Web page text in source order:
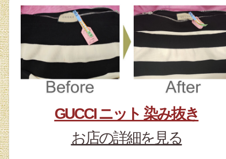
GUCCI ニット 染み抜き
お店の詳細を見る